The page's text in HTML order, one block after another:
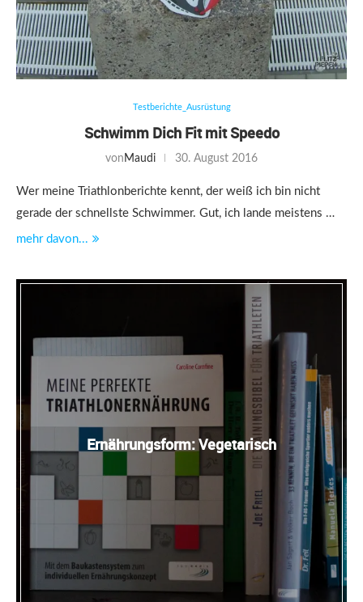
Testberichte_Ausrüstung
Schwimm Dich Fit mit Speedo
von Maudi 30. August 2016
Wer meine Triathlonberichte kennt, der weiß ich bin nicht
gerade der schnellste Schwimmer. Gut, ich lande meistens …
mehr davon...
Ernährungsform: Vegetarisch